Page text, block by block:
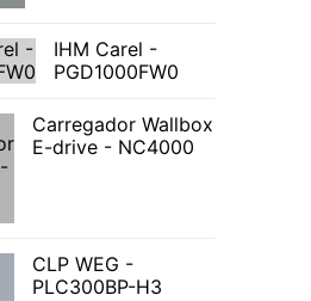
IHM Carel -
PGD1000FW0
Carregador Wallbox
E-drive - NC4000
CLP WEG -
PLC300BP-H3